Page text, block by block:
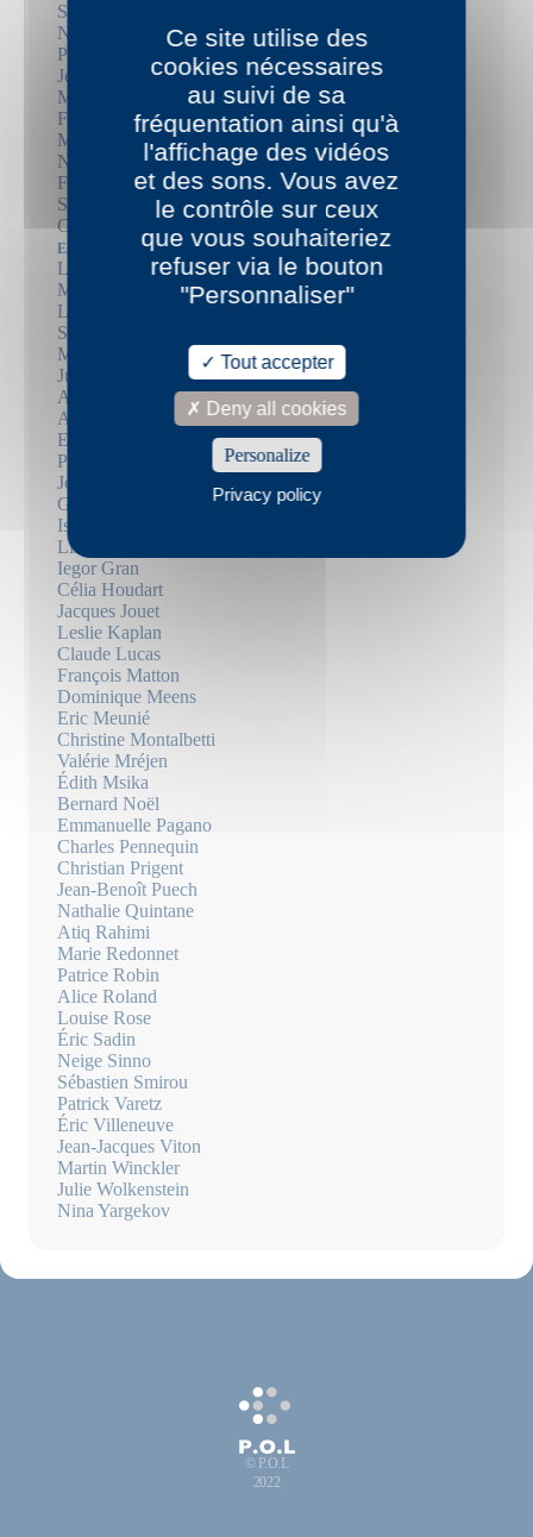
Santiago H. Amigorena
Nathalie Azoulai
Pierric Bailly
Jean-Luc Bayard
Mathieu Bermann
Frédérique Berthet
Mika Biermann
Nicolas Bouyssi
Frédéric Boyer
Sébastien Brebel
Christophe Carpentier
Emmanuel Carrère
Louise Chennevière
Marie Darrieussecq
Louise Desbrusses
Suzanne Doppelt
Mary Dorsan
Julie Douard
Arthur Dreyfus
Aiat Fayez
Elisabeth Filhol
Paul Fournel
Jean Frémon
Gérard Gavarry
Isabelle Gil
Liliane Giraudon
Iegor Gran
Célia Houdart
Jacques Jouet
Leslie Kaplan
Claude Lucas
François Matton
Dominique Meens
Eric Meunié
Christine Montalbetti
Valérie Mréjen
Édith Msika
Bernard Noël
Emmanuelle Pagano
Charles Pennequin
Christian Prigent
Jean-Benoît Puech
Nathalie Quintane
Atiq Rahimi
Marie Redonnet
Patrice Robin
Alice Roland
Louise Rose
Éric Sadin
Neige Sinno
Sébastien Smirou
Patrick Varetz
Éric Villeneuve
Jean-Jacques Viton
Martin Winckler
Julie Wolkenstein
Nina Yargekov
© P.O.L
2022
Ce site utilise des
cookies nécessaires
au suivi de sa
fréquentation ainsi qu'à
l'affichage des vidéos
et des sons. Vous avez
le contrôle sur ceux
que vous souhaiteriez
refuser via le bouton
"Personnaliser"
Tout accepter
Deny all cookies
Personalize
Privacy policy